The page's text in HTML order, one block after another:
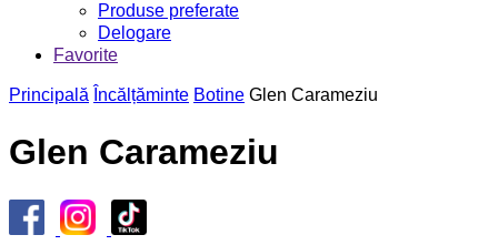
Produse preferate
Delogare
Favorite
Principală Încălțăminte Botine Glen Carameziu
Glen Carameziu